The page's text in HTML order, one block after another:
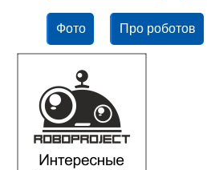
Фото Про роботов